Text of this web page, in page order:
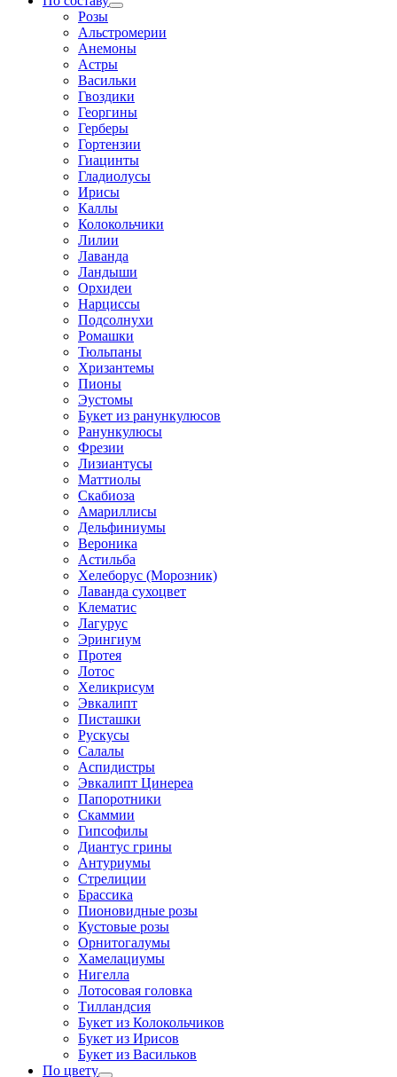
Розы
Альстромерии
Анемоны
Астры
Васильки
Гвоздики
Георгины
Герберы
Гортензии
Гиацинты
Гладиолусы
Ирисы
Каллы
Колокольчики
Лилии
Лаванда
Ландыши
Орхидеи
Нарциссы
Подсолнухи
Ромашки
Тюльпаны
Хризантемы
Пионы
Эустомы
Букет из ранункулюсов
Ранункулюсы
Фрезии
Лизиантусы
Маттиолы
Скабиоза
Амариллисы
Дельфиниумы
Вероника
Астильба
Хелеборус (Морозник)
Лаванда сухоцвет
Клематис
Лагурус
Эрингиум
Протея
Лотос
Хеликрисум
Эвкалипт
Писташки
Рускусы
Салалы
Аспидистры
Эвкалипт Цинереа
Папоротники
Скаммии
Гипсофилы
Диантус грины
Антуриумы
Стрелиции
Брассика
Пионовидные розы
Кустовые розы
Орнитогалумы
Хамелациумы
Нигелла
Лотосовая головка
Тилландсия
Букет из Колокольчиков
Букет из Ирисов
Букет из Васильков
По цвету